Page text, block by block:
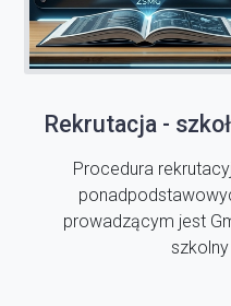
Rekrutacja -
Procedura
prowadzącym jest